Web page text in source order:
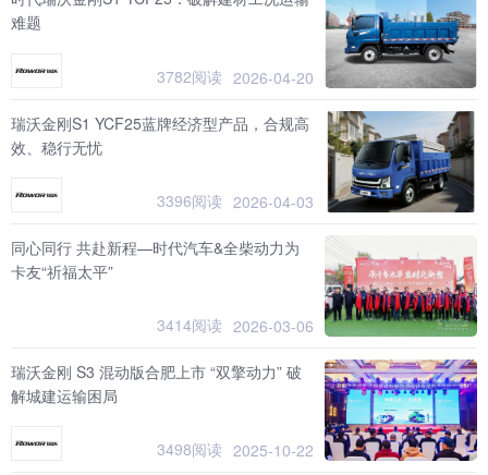
难题
3782阅读 2026-04-20
瑞沃金刚S1 YCF25蓝牌经济型产品，合规高
效、稳行无忧
3396阅读 2026-04-03
同心同行 共赴新程—时代汽车&全柴动力为
卡友“祈福太平”
3414阅读 2026-03-06
瑞沃金刚 S3 混动版合肥上市 “双擎动力” 破
解城建运输困局
3498阅读 2025-10-22